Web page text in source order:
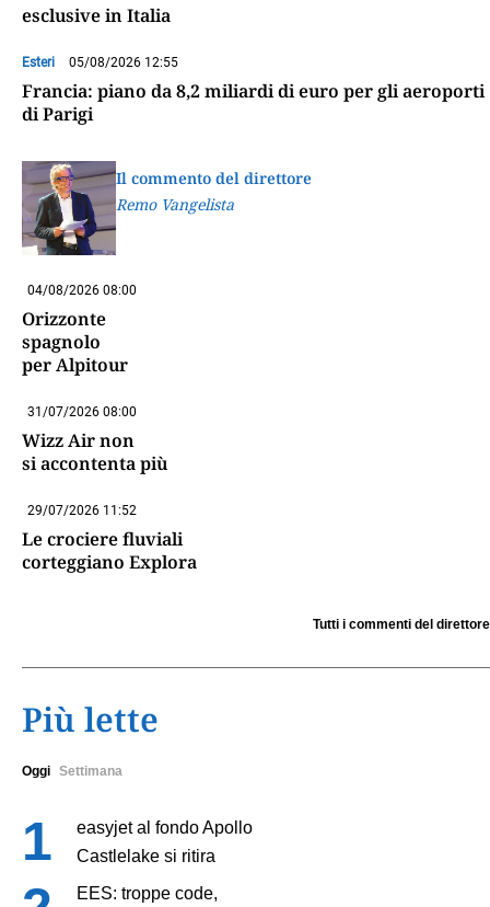
esclusive in Italia
Esteri 05/08/2026 12:55
Francia: piano da 8,2 miliardi di euro per gli aeroporti
di Parigi
Il commento del direttore
Remo Vangelista
04/08/2026 08:00
Orizzonte
spagnolo
per Alpitour
31/07/2026 08:00
Wizz Air non
si accontenta più
29/07/2026 11:52
Le crociere fluviali
corteggiano Explora
Tutti i commenti del direttore
Più lette
Oggi Settimana
easyjet al fondo Apollo
Castlelake si ritira
EES: troppe code,